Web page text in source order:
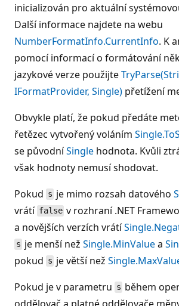
inicializován pro aktuální
Další informace najdete na webu
NumberFormatInfo.CurrentInfo. K
pomocí informací o formátování
jazykové verze použijte
IFormatProvider, Single) přetížení
Obvykle platí, že pokud předáte
řetězec vytvořený voláním
se původníSingle hodnota. Kvůli
však hodnoty nemusí shodovat.
Pokud s je mimo rozsah datového
vrátí false v rozhraní .NET
a novějších verzích vrátí
s je menší nežSingle.MinValuea
pokud s je větší než
Pokud je v parametru s během
oddělovač a platné oddělovače